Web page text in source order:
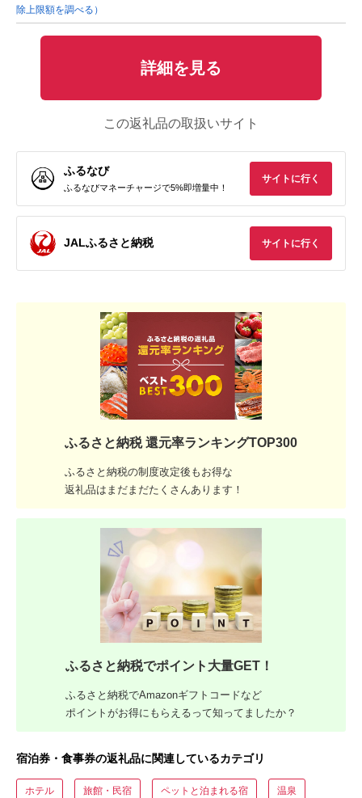
除上限額を調べる）
詳細を見る
この返礼品の取扱いサイト
ふるなび
ふるなびマネーチャージで5%即増量中！
サイトに行く
JALふるさと納税 サイトに行く
ふるさと納税 還元率ランキングTOP300
ふるさと納税の制度改定後もお得な
返礼品はまだまだたくさんあります！
ふるさと納税でポイント大量GET！
ふるさと納税でAmazonギフトコードなど
ポイントがお得にもらえるって知ってましたか？
宿泊券・食事券の返礼品に関連しているカテゴリ
ホテル 旅館・民宿 ペットと泊まれる宿 温泉